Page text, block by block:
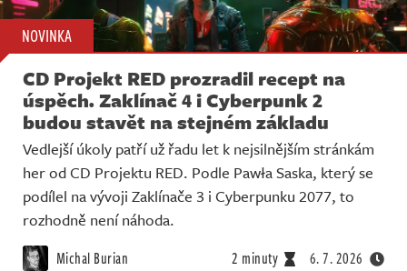
NOVINKA
CD Projekt RED prozradil recept na
úspěch. Zaklínač 4 i Cyberpunk 2
budou stavět na stejném základu
Vedlejší úkoly patří už řadu let k nejsilnějším stránkám
her od CD Projektu RED. Podle Pawła Saska, který se
podílel na vývoji Zaklínače 3 i Cyberpunku 2077, to
rozhodně není náhoda.
Michal Burian 2 minuty 6. 7. 2026